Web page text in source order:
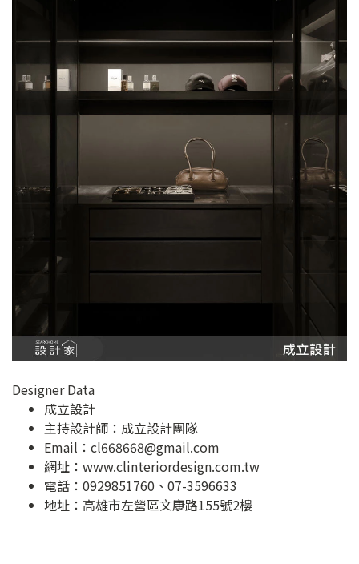
Designer Data
成立設計
主持設計師：成立設計團隊
Email： cl668668@gmail.com
網址： www.clinteriordesign.com.tw
電話：0929851760、07-3596633
地址： 高雄市左營區文康路155號2樓